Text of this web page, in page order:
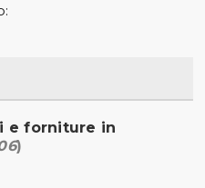
e forniture in
)